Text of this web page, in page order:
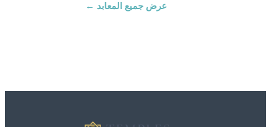
عرض جميع المعابد ←